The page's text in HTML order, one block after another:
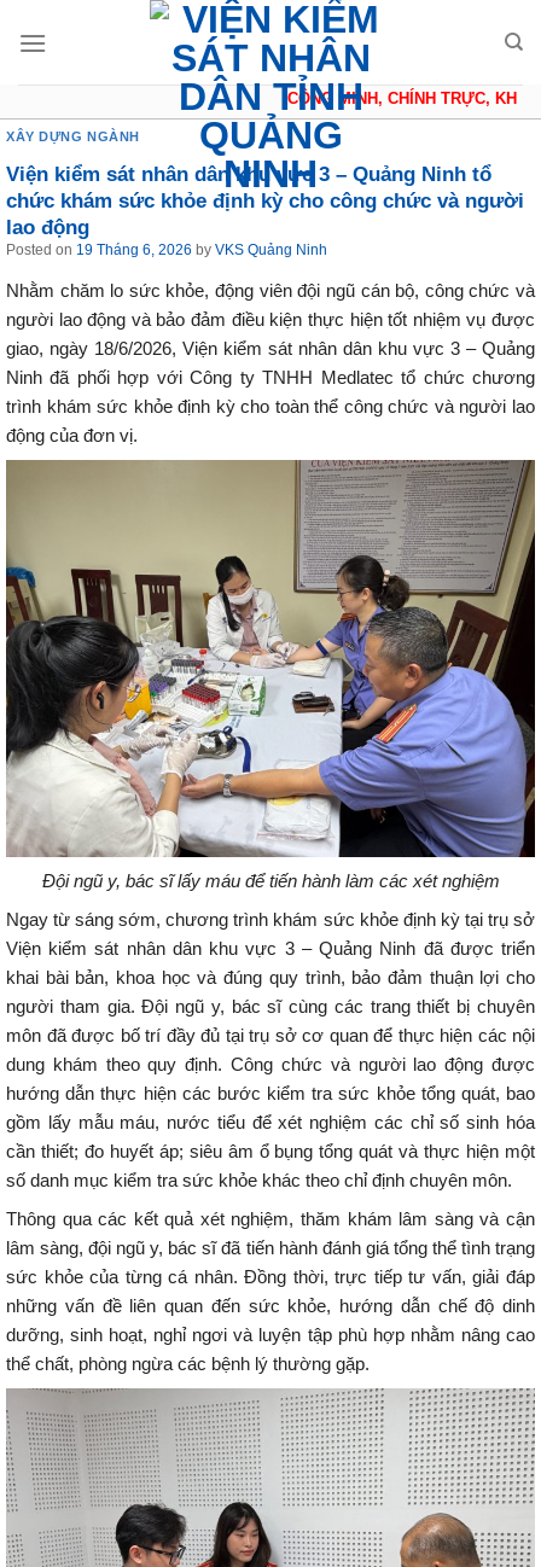
CÔNG MINH, CHÍNH TRỰC,
XÂY DỰNG NGÀNH
Viện kiểm sát nhân dân khu vực 3 – Quảng Ninh tổ
chức khám sức khỏe định kỳ cho công chức và người
lao động
Posted on 19 Tháng 6, 2026 by VKS Quảng Ninh
Nhằm chăm lo sức khỏe, động viên đội ngũ cán bộ, công chức và
người lao động và bảo đảm điều kiện thực hiện tốt nhiệm vụ được
giao, ngày 18/6/2026, Viện kiểm sát nhân dân khu vực 3 – Quảng
Ninh đã phối hợp với Công ty TNHH Medlatec tổ chức chương
trình khám sức khỏe định kỳ cho toàn thể công chức và người lao
động của đơn vị.
Đội ngũ y, bác sĩ lấy máu để tiến hành làm các xét nghiệm
Ngay từ sáng sớm, chương trình khám sức khỏe định kỳ tại trụ sở
Viện kiểm sát nhân dân khu vực 3 – Quảng Ninh đã được triển
khai bài bản, khoa học và đúng quy trình, bảo đảm thuận lợi cho
người tham gia. Đội ngũ y, bác sĩ cùng các trang thiết bị chuyên
môn đã được bố trí đầy đủ tại trụ sở cơ quan để thực hiện các nội
dung khám theo quy định. Công chức và người lao động được
hướng dẫn thực hiện các bước kiểm tra sức khỏe tổng quát, bao
gồm lấy mẫu máu, nước tiểu để xét nghiệm các chỉ số sinh hóa
cần thiết; đo huyết áp; siêu âm ổ bụng tổng quát và thực hiện một
số danh mục kiểm tra sức khỏe khác theo chỉ định chuyên môn.
Thông qua các kết quả xét nghiệm, thăm khám lâm sàng và cận
lâm sàng, đội ngũ y, bác sĩ đã tiến hành đánh giá tổng thể tình trạng
sức khỏe của từng cá nhân. Đồng thời, trực tiếp tư vấn, giải đáp
những vấn đề liên quan đến sức khỏe, hướng dẫn chế độ dinh
dưỡng, sinh hoạt, nghỉ ngơi và luyện tập phù hợp nhằm nâng cao
thể chất, phòng ngừa các bệnh lý thường gặp.